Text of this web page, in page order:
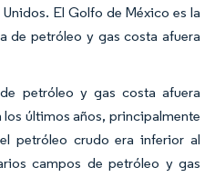
El Golfo de México es la
de petróleo y gas costa afuera
petróleo y gas costa afuera
últimos años, principalmente
petróleo crudo era inferior al
campos de petróleo y gas